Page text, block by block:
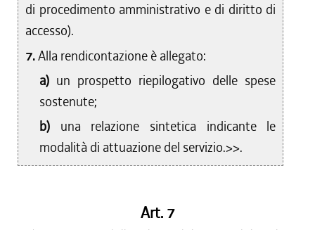
di procedimento amministrativo e di diritto di
accesso).
7.Alla rendicontazione è allegato:
a) un prospetto riepilogativo delle spese
sostenute;
b) una relazione sintetica indicante le
modalità di attuazione del servizio.>>.
Art. 7